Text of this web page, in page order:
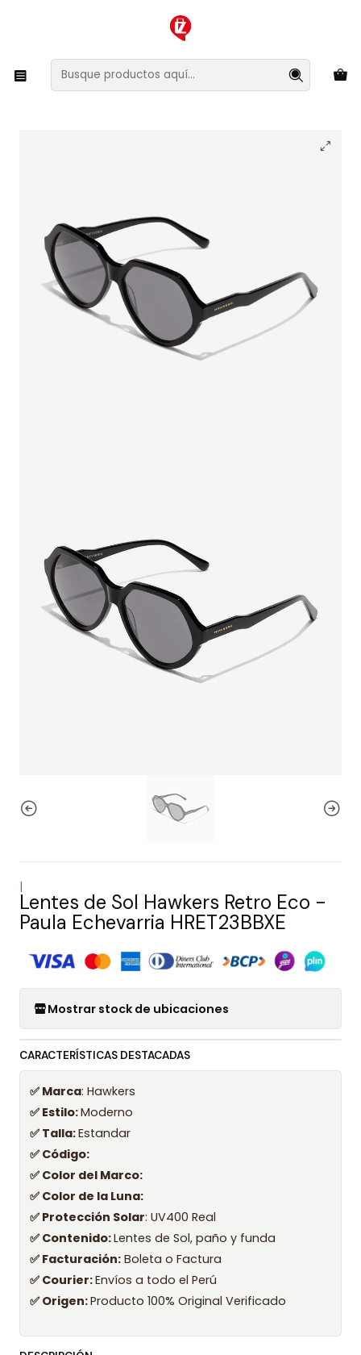
XMAS SALE ¡Compra antes de que la oferta termine!
Lentes y Accesorios Lentes de Sol
Lentes de Sol Hawkers Retro Eco - Paula Echevarria
HRET23BBXE
|
Lentes de Sol Hawkers Retro Eco -
Paula Echevarria HRET23BBXE
Mostrar stock de ubicaciones
CARACTERÍSTICAS DESTACADAS
✅ Marca: Hawkers
✅ Estilo:Moderno
✅ Talla:Estandar
✅ Código:
✅ Color del Marco:
✅ Color de la Luna:
✅ Protección Solar: UV400 Real
✅ Contenido:Lentes de Sol, paño y funda
✅ Facturación: Boleta o Factura
✅ Courier:Envíos a todo el Perú
✅ Origen:Producto 100% Original Verificado